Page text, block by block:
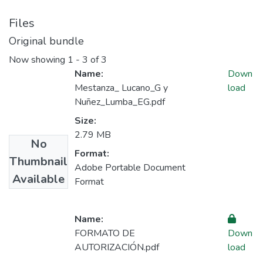
Files
Original bundle
Now showing 1 - 3 of 3
No
Thumbnail
Available
Name:
Mestanza_ Lucano_G y
Nuñez_Lumba_EG.pdf
Size:
2.79 MB
Format:
Adobe Portable Document
Format
Down
load
Name:
FORMATO DE
AUTORIZACIÓN.pdf
Down
load